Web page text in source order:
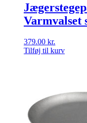
Varmvalset
379.00 kr.
Tilføj til kurv